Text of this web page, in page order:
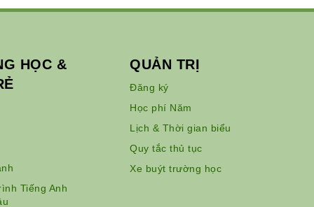
HỌC &
Tiếng Anh
QUẢN TRỊ
Đăng ký
Học phí Năm
Lịch & Thời gian biểu
Quy tắc thủ tục
Xe buýt trường học